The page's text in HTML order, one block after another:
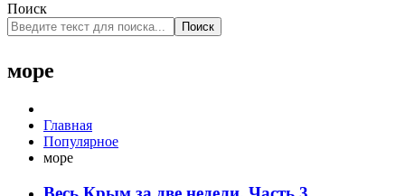
Поиск
Поиск
море
Главная
Популярное
море